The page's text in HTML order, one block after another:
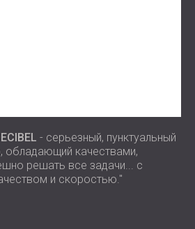
- серьезный, пунктуальный
обладающий качествами,
решать все задачи... с
и скоростью."